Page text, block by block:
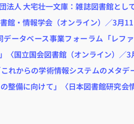
法人 大宅壮一文庫：雑誌図書館とし
館・情報学会（オンライン）／3月11
ータベース事業フォーラム「レフ
〈国立国会図書館（オンライン）／3
れからの学術情報システムのメタデ
整備に向けて」〈日本図書館研究会